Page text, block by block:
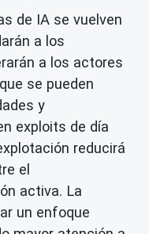
de IA se vuelven
a los
a los actores
se pueden
y
exploits de día
reducirá
el
activa. La
un enfoque